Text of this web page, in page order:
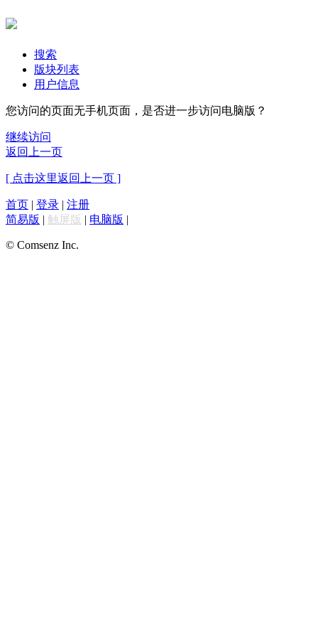
搜索
版块列表
用户信息
您访问的页面无手机页面，是否进一步访问电脑版？
继续访问
返回上一页
[ 点击这里返回上一页 ]
首页 | 登录 | 注册
简易版 | 触屏版 | 电脑版 |
© Comsenz Inc.